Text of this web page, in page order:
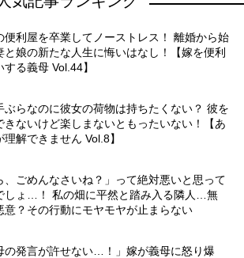
便利屋を卒業してノーストレス！ 離婚から始
と娘の新たな人生に悔いはなし！【嫁を便利
する義母 Vol.44】
ぶらなのに彼女の荷物は持ちたくない？ 彼を
きないけど楽しまないともったいない！【あ
理解できません Vol.8】
、ごめんなさいね？」って絶対悪いと思って
しょ…！ 私の畑に平然と踏み入る隣人…無
意？その行動にモヤモヤが止まらない
の発言が許せない…！」嫁が義母に怒り爆